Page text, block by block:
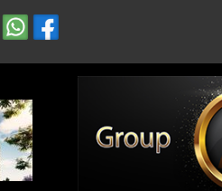
השקעות